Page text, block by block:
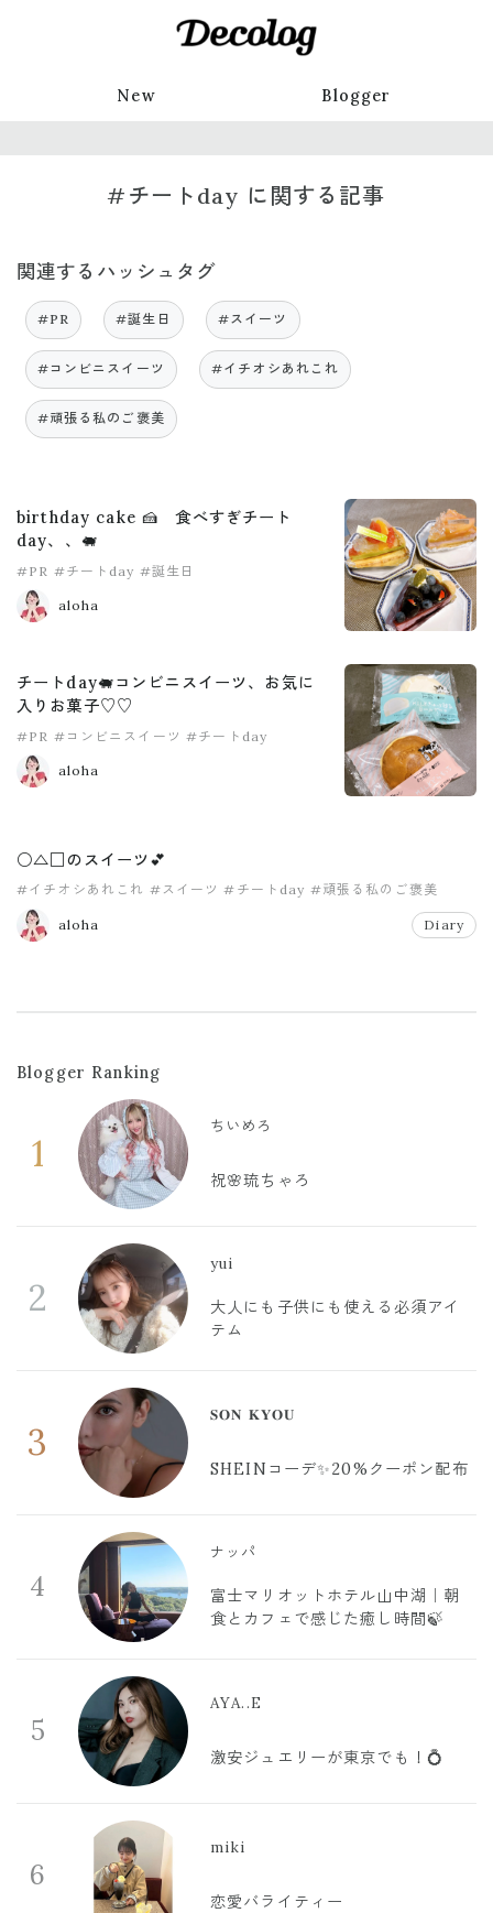
New Blogger
#チートday に関する記事
関連するハッシュタグ
#PR #誕生日 #スイーツ
#コンビニスイーツ #イチオシあれこれ
#頑張る私のご褒美
birthday cake 🍰 食べすぎチート
day、、🐖
#PR #チートday #誕生日
aloha
チートday🐖コンビニスイーツ、お気に
入りお菓子♡♡
#PR #コンビニスイーツ #チートday
aloha
○△□のスイーツ💕
#イチオシあれこれ #スイーツ #チートday #頑張る私のご褒美
aloha Diary
Blogger Ranking
1
ちいめろ
祝🌸琉ちゃろ
2
yui
大人にも子供にも使える必須アイ
テム
3
𝐒𝐎𝐍 𝐊𝐘𝐎𝐔
SHEINコーデ✨20%クーポン配布
4
ナッパ
富士マリオットホテル山中湖｜朝
食とカフェで感じた癒し時間🍃
5
AYA..E
激安ジュエリーが東京でも！💍
6
miki
恋愛バライティー